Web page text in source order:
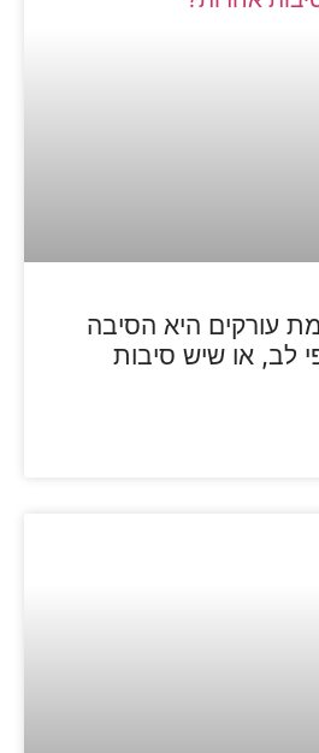
עורקים היא הסיבה
לב, או שיש סיבות